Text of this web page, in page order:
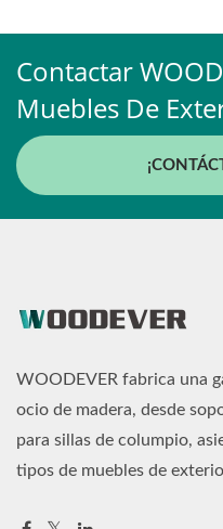
Contactar
Muebles De
WOODEVER fabrica una
ocio de madera, desde
para sillas de columpio,
tipos de muebles de